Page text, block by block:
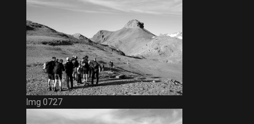
Img 0727